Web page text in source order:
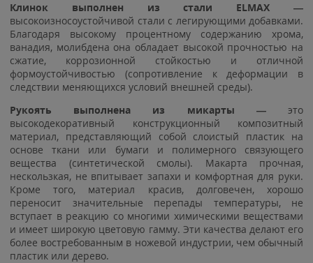
Клинок выполнен из стали ELMAX —
высокоизносоустойчивой стали с легирующими добавками.
Благодаря высокому процентному содержанию хрома,
ванадия, молибдена она обладает высокой прочностью на
сжатие, коррозионной стойкостью и отличной
формоустойчивостью (сопротивление к деформации в
следствии меняющихся условий внешней среды).
Рукоять выполнена из микарты —это
высокодекоративный конструкционный композитный
материал, представляющий собой слоистый пластик на
основе ткани или бумаги и полимерного связующего
вещества (синтетической смолы). Макарта прочная,
нескользкая, не впитывает запахи и комфортная для руки.
Кроме того, материал красив, долговечен, хорошо
переносит значительные перепады температуры, не
вступает в реакцию со многими химическими веществами
и имеет широкую цветовую гамму. Эти качества делают его
более востребованным в ножевой индустрии, чем обычный
пластик или дерево.